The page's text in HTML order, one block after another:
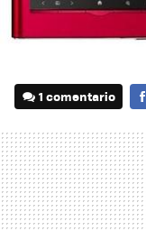
1 comentario